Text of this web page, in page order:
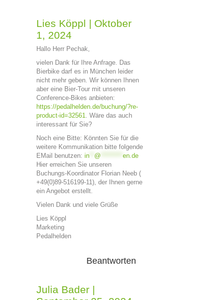
Lies Köppl | Oktober
1, 2024
Hallo Herr Pechak,
vielen Dank für Ihre Anfrage. Das
Bierbike darf es in München leider
nicht mehr geben. Wir können Ihnen
aber eine Bier-Tour mit unseren
Conference-Bikes anbieten:
https://pedalhelden.de/buchung/?re-
product-id=32561. Wäre das auch
interessant für Sie?
Noch eine Bitte: Könnten Sie für die
weitere Kommunikation bitte folgende
EMail benutzen: in @
en.de
Hier erreichen Sie unseren
Buchungs-Koordinator Florian Neeb (
+49(0)89-516199-11), der Ihnen gerne
ein Angebot erstellt.
Vielen Dank und viele Grüße
Lies Köppl
Marketing
Pedalhelden
Beantworten
Julia Bader |